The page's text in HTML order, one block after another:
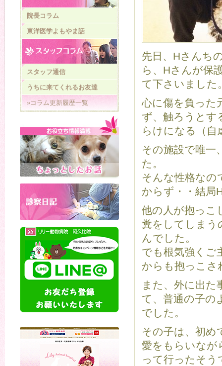
先日、Hさんち
ら、Hさんが保
て下さいました
心に傷を負った
ず、触ろうとす
らけになる（自
その施設で唯一
た。
そんな性格なの
からず・・結局
他の人が抱っこ
糞をしてしまう
んでした。
でも根気強くご
からも抱っこさ
また、外に出た
て、普通の子の
でした。
その子は、初め
愛をもらいなが
って行ったそう
院長コラム
東洋医学よもやま話
スタッフ通信
うちに来てくれるお友達
»コラム更新履歴一覧